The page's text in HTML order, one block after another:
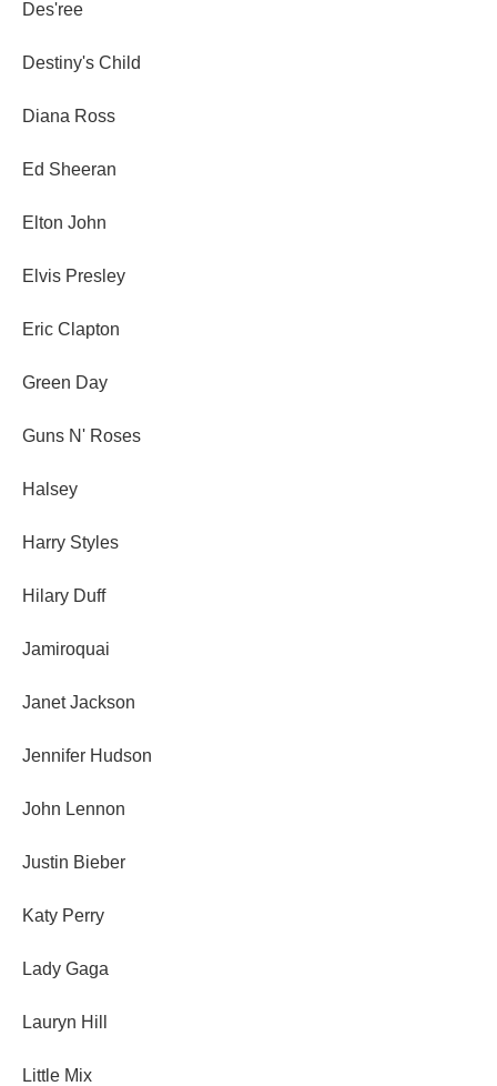
Des'ree
Destiny's Child
Diana Ross
Ed Sheeran
Elton John
Elvis Presley
Eric Clapton
Green Day
Guns N' Roses
Halsey
Harry Styles
Hilary Duff
Jamiroquai
Janet Jackson
Jennifer Hudson
John Lennon
Justin Bieber
Katy Perry
Lady Gaga
Lauryn Hill
Little Mix